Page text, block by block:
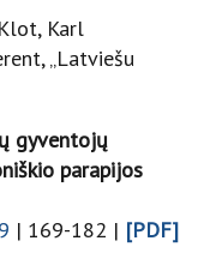
Karl
„Latviešu
gyventojų
parapijos
| 169-182 | [PDF]